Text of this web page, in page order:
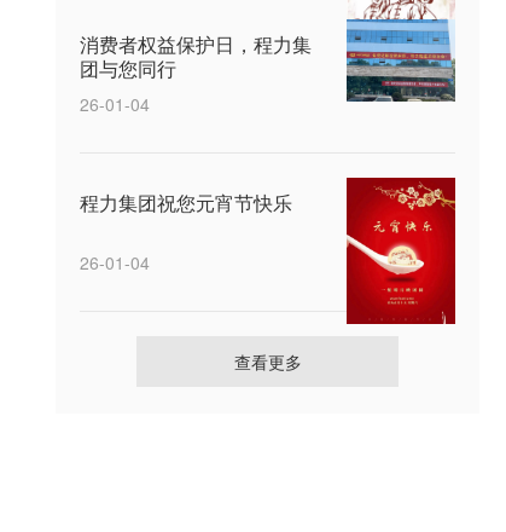
消费者权益保护日，程力集
团与您同行
26-01-04
程力集团祝您元宵节快乐
26-01-04
查看更多